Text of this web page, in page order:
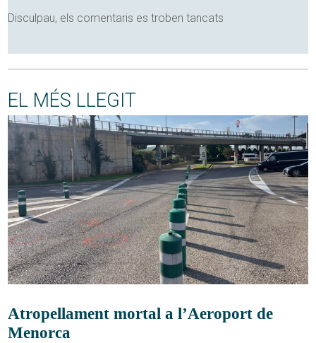
Disculpau, els comentaris es troben tancats
EL MÉS LLEGIT
Atropellament mortal a l’Aeroport de
Menorca